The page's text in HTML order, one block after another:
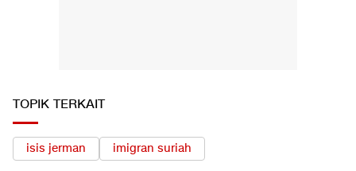
TOPIK TERKAIT
isis jerman imigran suriah